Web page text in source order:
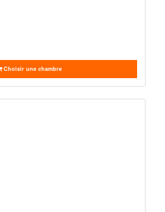
Choisir une chambre